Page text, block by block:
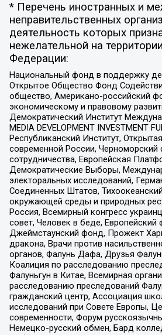
* Перечень иностранных и
неправительственных
деятельность которых
нежелательной на
Федерации:
Национальный фонд в поддержку
Открытое Общество Фонд
общество, Американо-российский
экономическому и правовому
Демократический Институт
MEDIA DEVELOPMENT INVESTMENT
Республиканский Институт,
современной России, Черноморский
сотрудничества, Европейская
Демократические Выборы,
электоральных исследований,
Соединенных Штатов,
окружающей среды и природных
Россия, Всемирный конгресс
совет, Человек в беде,
Джеймстаунский фонд, Прожект
дракона, Врачи против
органов, Фалунь Дафа, Друзья
Коалиция по расследованию
Фалуньгун в Китае, Всемирная
расследованию преследований
гражданский центр, Ассоциация
исследований при Совете Европы,
современности, Форум
Немецко-русский обмен, Бард